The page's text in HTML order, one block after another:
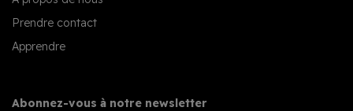
Prendre contact
Apprendre
Abonnez-vous à notre newsletter